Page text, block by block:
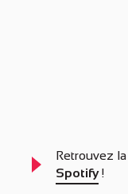
Retrouvez
Spotify!